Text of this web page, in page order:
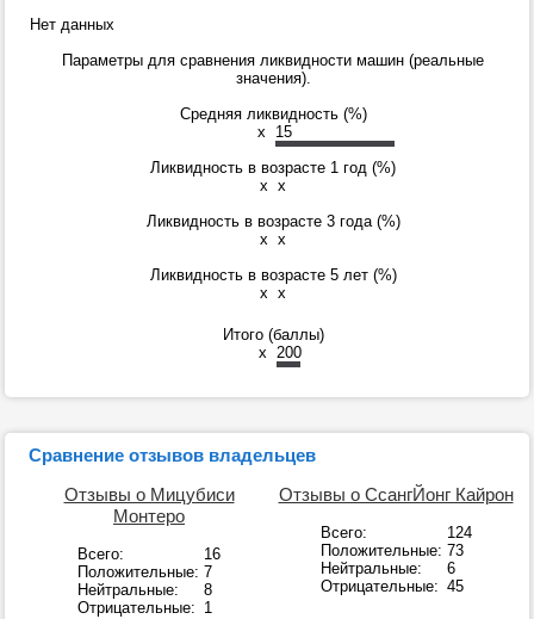
Нет данных
Параметры для сравнения ликвидности машин (реальные
значения).
Средняя ликвидность (%)
x 15
Ликвидность в возрасте 1 год (%)
x x
Ликвидность в возрасте 3 года (%)
x x
Ликвидность в возрасте 5 лет (%)
x x
Итого (баллы)
x 200
Сравнение отзывов владельцев
Отзывы о Мицубиси
Монтеро
Всего:
16
Положительные: 7
Нейтральные:
8
Отрицательные: 1
Отзывы о СсангЙонг Кайрон
Всего:
124
Положительные: 73
Нейтральные:
6
Отрицательные: 45